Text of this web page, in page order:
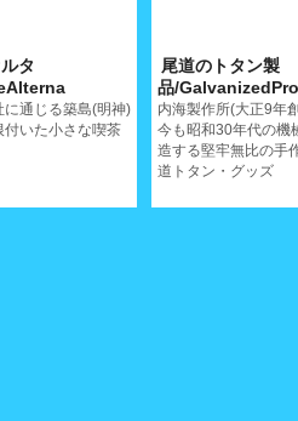
タ
に通じる築島(明神)
付いた小さな喫茶
尾道のトタン製
品/
内海製作所(大正9年
今も昭和30年代の機
造する堅牢無比の手
道トタン・グッズ